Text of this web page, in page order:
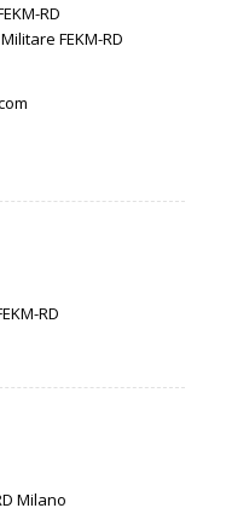
RD
FEKM-RD
RD
Milano